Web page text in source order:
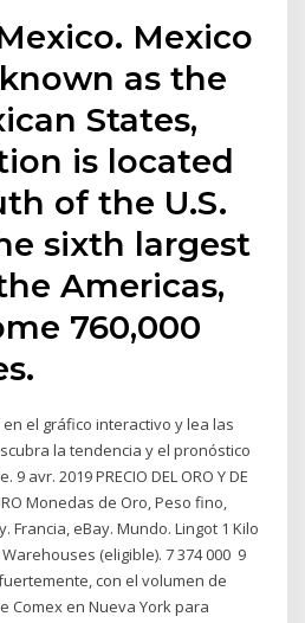
Mexico
as the
States,
is located
of the U.S.
sixth largest
Americas,
760,000
el gráfico interactivo y lea las
la tendencia y el pronóstico
avr. 2019 PRECIO DEL ORO Y DE
Monedas de Oro, Peso fino,
Francia, eBay. Mundo. Lingot 1 Kilo
(eligible). 7 374 000 9
con el volumen de
Comex en Nueva York para